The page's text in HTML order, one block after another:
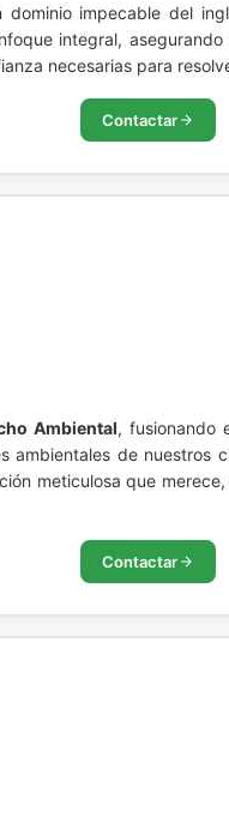
impecable del
integral,
necesarias para
Contactar
Ambiental, fusionando
de
meticulosa que
Contactar